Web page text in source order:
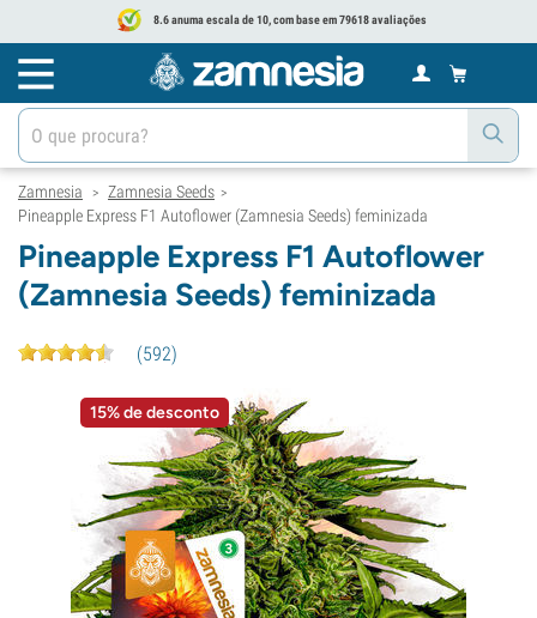
8.6 anuma escala de 10, com base em 79618 avaliações
Zamnesia > Zamnesia Seeds >
Pineapple Express F1 Autoflower (Zamnesia Seeds) feminizada
Pineapple Express F1 Autoflower
(Zamnesia Seeds) feminizada
(592)
15% de desconto